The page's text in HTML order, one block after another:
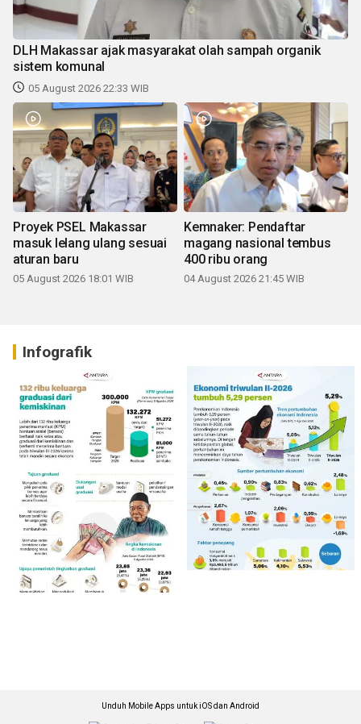
DLH Makassar ajak masyarakat olah sampah organik
sistem komunal
05 August 2026 22:33 WIB
Proyek PSEL Makassar
masuk lelang ulang sesuai
aturan baru
05 August 2026 18:01 WIB
Kemnaker: Pendaftar
magang nasional tembus
400 ribu orang
04 August 2026 21:45 WIB
Infografik
Unduh Mobile Apps untuk iOS dan Android